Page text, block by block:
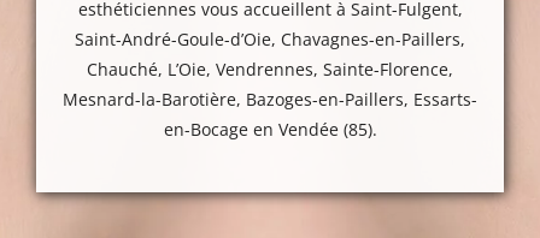
esthéticiennes vous accueillent à Saint-Fulgent,
Saint-André-Goule-d’Oie, Chavagnes-en-Paillers,
Chauché, L’Oie, Vendrennes, Sainte-Florence,
Mesnard-la-Barotière, Bazoges-en-Paillers, Essarts-
en-Bocage en Vendée (85).